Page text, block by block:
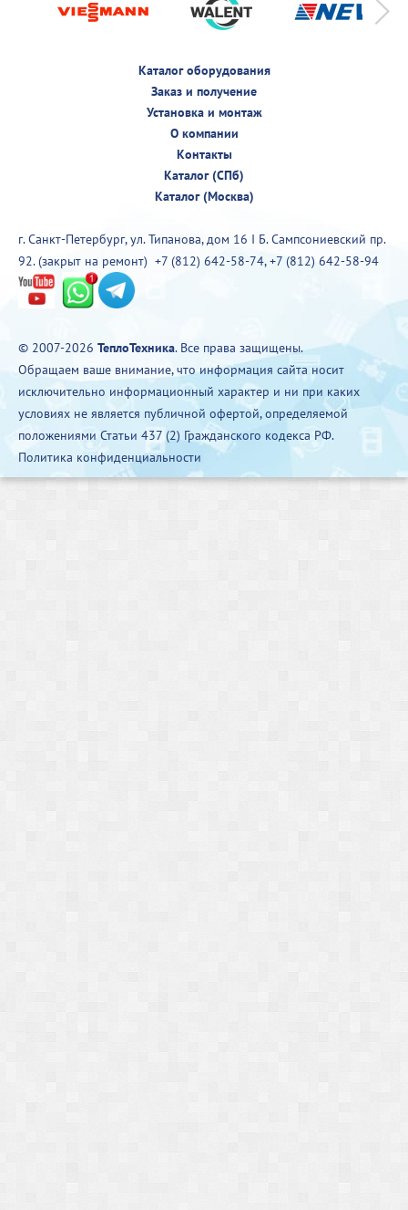
Каталог оборудования
Заказ и получение
Установка и монтаж
О компании
Контакты
Каталог (СПб)
Каталог (Москва)
г. Санкт-Петербург, ул. Типанова, дом 16 I Б. Сампсониевский пр.
92. (закрыт на ремонт) +7 (812) 642-58-74,+7 (812) 642-58-94
© 2007-2026 ТеплоТехника. Все права защищены.
Обращаем ваше внимание, что информация сайта носит
исключительно информационный характер и ни при каких
условиях не является публичной офертой, определяемой
положениями Статьи 437 (2) Гражданского кодекса РФ.
Политика конфиденциальности